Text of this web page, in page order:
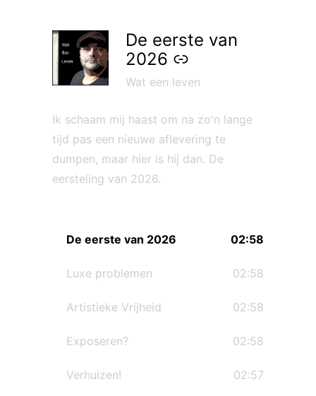
De eerste van
2026
–
Wat een leven
Ik schaam mij haast om na zo'n lange
tijd pas een nieuwe aflevering te
dumpen, maar hier is hij dan. De
eersteling van 2026.
De eerste van 2026 02:58
Luxe problemen 02:58
Artistieke Vrijheid 02:58
Exposeren? 02:58
Verhuizen! 02:57